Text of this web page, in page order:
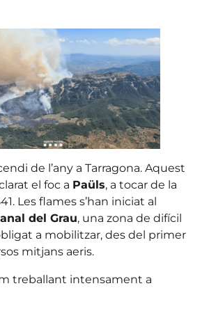
de l’any a Tarragona. Aquest
el foc a Paüls, a tocar de la
Les flames s’han iniciat al
del Grau, una zona de difícil
a mobilitzar, des del primer
mitjans aeris.
treballant intensament a